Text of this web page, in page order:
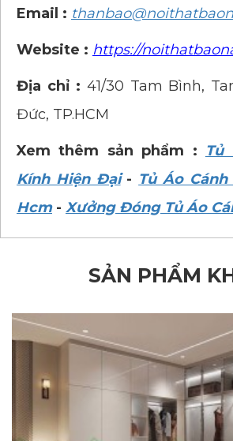
Email :
Website : https://
Địa chỉ : 41/30 Tam Bình,
Đức, TP.HCM
Xem thêm sản phẩm : Tủ
Kính Hiện Đại- Tủ Áo
Hcm- Xưởng Đóng Tủ Áo
SẢN PHẨM